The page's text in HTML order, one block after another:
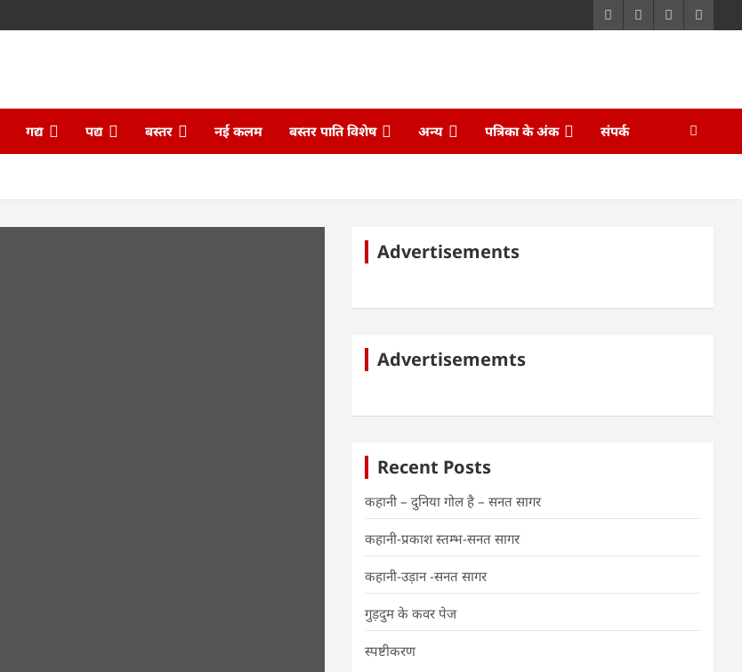
गद्य पद्य बस्तर नई कलम बस्तर पाति विशेष अन्य पत्रिका के अंक संपर्क
Advertisements
Advertisememts
Recent Posts
कहानी – दुनिया गोल है – सनत सागर
कहानी-प्रकाश स्तम्भ-सनत सागर
कहानी-उड़ान -सनत सागर
गुड़दुम के कवर पेज
स्पष्टीकरण